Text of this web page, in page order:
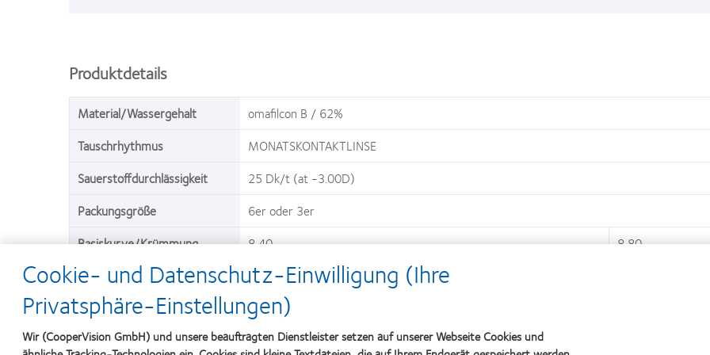
Produktdetails
Material/Wassergehalt
omafilcon B / 62%
Tauschrhythmus
MONATSKONTAKTLINSE
Sauerstoffdurchlässigkeit
25 Dk/t (at -3.00D)
Packungsgröße
6er oder 3er
Basiskurve/Krümmung
8,40
8,80
Durchmesser
14,40
Sphärenstärke
-8,00D bis +6,00D
Zylinderstärke
-0.75, -1.25, -1.75, -2.25
Cookie- und Datenschutz-Einwilligung (Ihre
Privatsphäre-Einstellungen)
Wir (CooperVision GmbH) und unsere beauftragten Dienstleister setzen auf unserer Webseite Cookies und